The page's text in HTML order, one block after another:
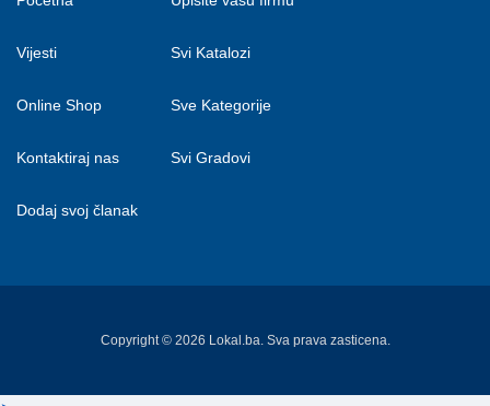
Vijesti
Online Shop
Kontaktiraj nas
Dodaj svoj članak
Svi Katalozi
Sve Kategorije
Svi Gradovi
Copyright © 2026 Lokal.ba. Sva prava zasticena.